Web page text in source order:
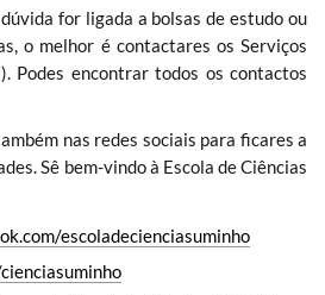
for ligada a bolsas de estudo ou
o melhor é contactares os Serviços
Podes encontrar todos os contactos
nas redes sociais para ficares a
Sê bem-vindo à Escola de Ciências
escoladecienciasuminho